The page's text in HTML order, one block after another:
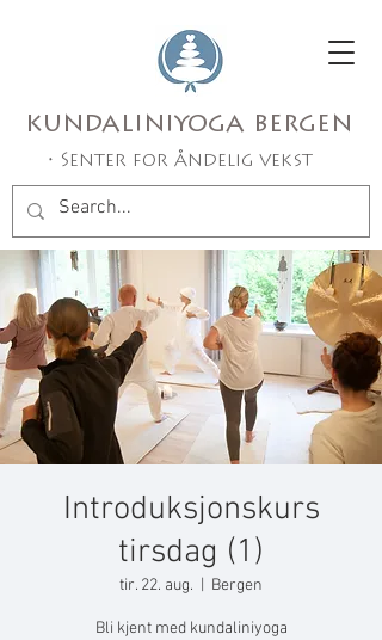
• Senter for åndelig vekst
kundaliniyoga bergen
Introduksjonskurs
tirsdag (1)
tir. 22. aug. Bergen
Bli kjent med kundaliniyoga